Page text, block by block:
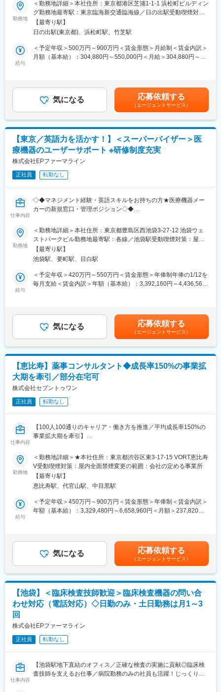
・個別症例報告処理支援
・医薬品治験包括契約PV業務（ICCC含む）
・PV Writing（安全性定期報告／再審査申請書類／DSUR／「使用
上の注意」の解説書）
・再生医療等製品関連PV業務
・PV業務に関するコンサルティング
■働き方：
フレックスタイム制度とテレワーク制度を活用した柔軟な働き方
が可能です。育児と両立しながら業務を行っている社員も多く在
籍しています。
現在はプロジェクトなどの状況に応じてリモートワークと出社を
うまく使い分けながら、効率の良い働き方を実現しています。
変更の範囲：会社の定める業務
等）
・上記資料およびドキュメントの作成に加え、治験相談、照会事
項対応、承認申請にかかわるコンサルティング
※ご年齢によっては、就業規則上、契約社員採用の可能性がありま
若手のメンバーまで幅広いメンバーが活躍しています。
年間15～20件程度のCTD作成を行っており、国内の製薬メーカ
ー、バイオベンチャー、アカデミアだけではなく海外案件の受託
のクライアントに対して日本の薬事規制に沿った作成方針の提案
を行うなど、幅広い経験を積むことができます。
■担当プロジェクトについて
ご経験と本人希望、案件難易度、個々の業務量などを踏まえてプ
ロジェクトにアサインされます。
※前職ではPMS中心の経験を積まれてきた方でも、治験の総括報
告書作成や承認申請資料（CTD）作成などの他のプロジェクト経
験を積むことができます。
フレックスタイム制度とテレワーク制度を活用した柔軟な働き方
が可能です。育児と両立しながら業務を行っている社員も多く在
籍しています。
現在はリモートワークを中心ですが、チーム単位で週2日の出社日
必要な場合に出社するなど、状況に合わせて柔軟に在宅勤務と出
社を使い分けています。
勤務地
＜勤務地詳細＞本社住所：東京都港区芝浦1-1-1 浜松町ビルディン
グ勤務地最寄駅：東京臨海新交通臨海線／日の出駅受動喫煙対
策：屋内全面禁煙変更の範囲：会社の定める事業所
【最寄り駅】
日の出駅(東京都)、浜松町駅、竹芝駅
給与
＜予定年収＞500万円～900万円＜賃金形態＞月給制＜賃金内訳＞
月額（基本給）：304,880円～550,000円＜月給＞304,880円～
況により変動致します。賃金はあくまでも目安の金額であり、選
考を通じて上下する可能性があります。月給(月額)は固定手当を含
めた表記です。
気になる 応募依頼する
（エージェントサービス）
【東京／英語力を活かす！】＜スーパーバイザー＞医
療機器のユーザーサポート ※研修制度充実
株式会社EPファーマライン
正社員 転勤なし
仕事内容
◇◆マネジメント経験・英語スキルをお持ちの方★医療機器メー
カーの新規窓口・管理ポジション◇◆
■求人概要：
糖尿病患者向けの血糖測定器に関する問い合わせ窓口にて、スー
パーバイザー（SV）もしくはサブスーパーバイザー（SSV）とし
てご活躍いただける方を募集します。今年立ち上げたばかりの窓
口で、よりクライアントと連携できる体制を構築するための採用
です。外資系企業であるクライアントとのやり取りを主軸となっ
て行い、ほかのSVとも連携し、チームのマネジメントを担ってい
人数：10～15名程度
内訳：SV 4名、コミュニケーター 10名前後
などを行い、チームを運営、管理しています。クライアントの要
望を正確にキャッチアップし、現場の運営に反映するためにどの
ように進めればよいか話し合い、協力しながらマネジメントしま
す。
SSVは将来のSV候補として、SVとオペレーターの橋渡し役や、サ
ポートをお任せします。
■窓口について：
・担当製品：糖尿病患者が使用している血糖測定器/4製品
・1日の問い合わせ対応件数：15～20件程度（1件当たり12分程
・問い合わせ相手：患者様や患者様のご家族、医療従事者など
・トラブルシューティングのシステムや資料を確認しながら、問
い合わせ対応を行います。
・問い合わせ対応後には、対応記録の作成を行います。
＜問い合わせ例＞
・機器の使い方、エラーに関する問い合わせ
コールセンター運営のためのクライアントとの会議や、日々のメ
ールのやりとり、提出する報告資料の作成、研修資料の翻訳な
ど、クライアントとのコミュニケーションにおいて英語を使用し
ます。特に週1回のクライアントとの定例会議では業務進捗や運営
の課題について英語で報告、質疑応答もお任せします。
変更の範囲：会社の定める業務
勤務地
＜勤務地詳細＞本社住所：東京都豊島区西池袋3-27-12 池袋ウェ
ストパークビル勤務地最寄駅：各線／池袋駅受動喫煙対策：屋内
全面禁煙変更の範囲：会社の定める事業所
【最寄り駅】
池袋駅、要町駅、目白駅
給与
＜予定年収＞420万円～550万円＜賃金形態＞年俸制年俸の1/12を
毎月支給＜賃金内訳＞年額（基本給）：3,392,160円～4,436,560
＞有＜残業手当＞有＜給与補足＞■昇給：能力評価年1回（目標管
理制度による評価）■決算賞与制度あり：年1回賃金はあくまでも
目安の金額であり、選考を通じて上下する可能性があります。月
給(月額)は固定手当を含めた表記です。
気になる 応募依頼する
（エージェントサービス）
【恵比寿】薬事コンサルタント◆成長率150%の事業拡
大期を牽引／部分在宅可
株式会社セブントゥワン
正社員 転勤なし
仕事内容
【100人100通りのキャリア・働き方を推進／平均成長率150%の
事業拡大期を牽引】
医薬品メーカー向けに、薬事業務のコンサルティングおよび業務
サポートをご担当いただきます。
＜プロジェクトの例＞
・日本市場参入に伴う、薬事戦略立案、薬事申請業務の支援
・薬事部門の業務サポート、業務プロセスの効率化支援
＜担当業務＞
・薬事関連の各種法規制や手続きに関する情報収集
・業務課題の特定および改善施策の立案・実行
ックスはもちろん、ポジションによってはフルリモートや週4勤務
まで対応可能です。
社長自身が「100人100通りの働き方」を掲げ、社員が自由な働き
※入社時点でのフルリモート/週4勤務は不可となります
が在籍しており、各業界のナレッジを研修や全社MTGにて積極的
ます。
勤務地
＜勤務地詳細＞★本社住所：東京都渋谷区東3-17-15 VORT恵比寿
V受動喫煙対策：屋内全面禁煙変更の範囲：会社の定める事業所
【最寄り駅】
恵比寿駅、代官山駅、中目黒駅
給与
＜予定年収＞450万円～900万円＜賃金形態＞年俸制＜賃金内訳＞
年額（基本給）：3,329,480円～6,658,960円＜月額＞237,820円
があります。月給(月額)は固定手当を含めた表記です。
気になる 応募依頼する
（エージェントサービス）
【池袋】＜臨床検査技師歓迎＞臨床検査機器の問い合
わせ対応（電話対応）◇日勤のみ・土日勤務は月1～3
回
株式会社EPファーマライン
正社員 転勤なし
仕事内容
【池袋駅地下直結のオフィス／正確な検査の実施に貢献◎臨床検
査技師を支えるお仕事／病院勤務のみの社員も活躍！じっくり学